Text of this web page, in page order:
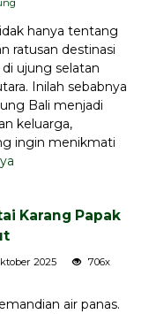
hanya tentang
ratusan destinasi
ujung selatan
Inilah sebabnya
Bali menjadi
keluarga,
ingin menikmati
Karang Papak
2025
706x
air panas.